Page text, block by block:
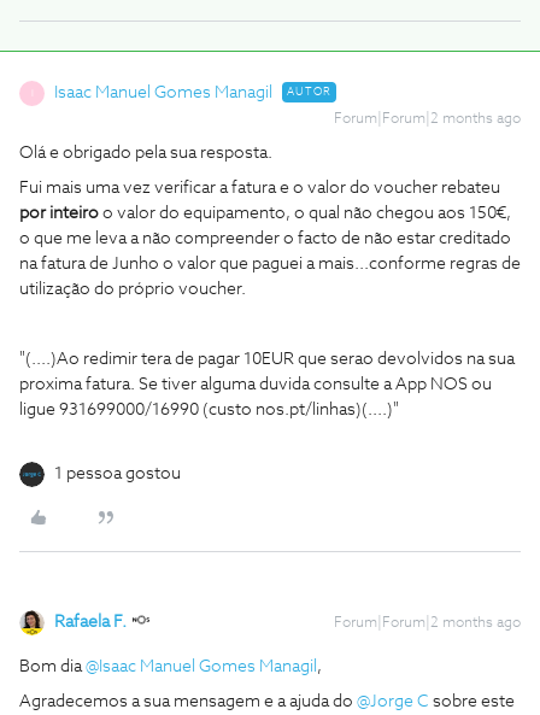
Isaac Manuel Gomes Managil AUTOR
Forum|Forum|2 months ago
Olá e obrigado pela sua resposta.
Fui mais uma vez verificar a fatura e o valor do voucher rebateu
por inteiro o valor do equipamento, o qual não chegou aos 150€,
o que me leva a não compreender o facto de não estar creditado
na fatura de Junho o valor que paguei a mais...conforme regras de
utilização do próprio voucher.
"(....)Ao redimir tera de pagar 10EUR que serao devolvidos na sua
proxima fatura. Se tiver alguma duvida consulte a App NOS ou
ligue 931699000/16990 (custo nos.pt/linhas)(....)"
1 pessoa gostou
Rafaela F. Forum|Forum|2 months ago
Bom dia ​@Isaac Manuel Gomes Managil ,
Agradecemos a sua mensagem e a ajuda do ​ @Jorge C sobre este